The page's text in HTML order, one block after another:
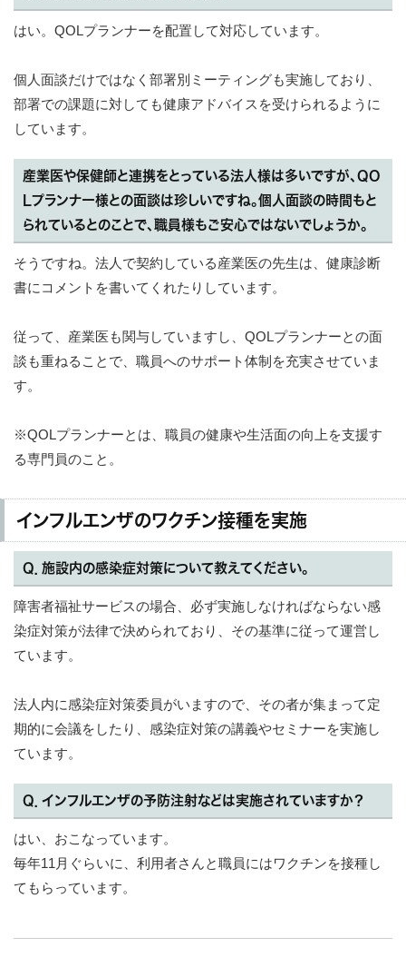
はい。QOLプランナーを配置して対応しています。
個人面談だけではなく部署別ミーティングも実施しており、
部署での課題に対しても健康アドバイスを受けられるように
しています。
産業医や保健師と連携をとっている法人様は多いですが、QO
Lプランナー様との面談は珍しいですね。個人面談の時間もと
られているとのことで、職員様もご安心ではないでしょうか。
そうですね。法人で契約している産業医の先生は、健康診断
書にコメントを書いてくれたりしています。
従って、産業医も関与していますし、QOLプランナーとの面
談も重ねることで、職員へのサポート体制を充実させていま
す。
※QOLプランナーとは、職員の健康や生活面の向上を支援す
る専門員のこと。
インフルエンザのワクチン接種を実施
Q．施設内の感染症対策について教えてください。
障害者福祉サービスの場合、必ず実施しなければならない感
染症対策が法律で決められており、その基準に従って運営し
ています。
法人内に感染症対策委員がいますので、その者が集まって定
期的に会議をしたり、感染症対策の講義やセミナーを実施し
ています。
Q．インフルエンザの予防注射などは実施されていますか？
はい、おこなっています。
毎年11月ぐらいに、利用者さんと職員にはワクチンを接種し
てもらっています。